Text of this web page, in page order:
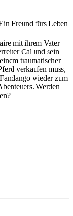
Freund fürs Leben
mit ihrem Vater
Cal und sein
traumatischen
verkaufen muss,
wieder zum
Werden